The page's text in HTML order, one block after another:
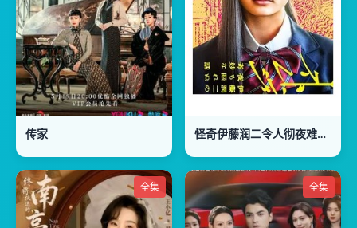
传家 怪奇伊藤润二令人彻夜难眠的奇异故事
全集 全集